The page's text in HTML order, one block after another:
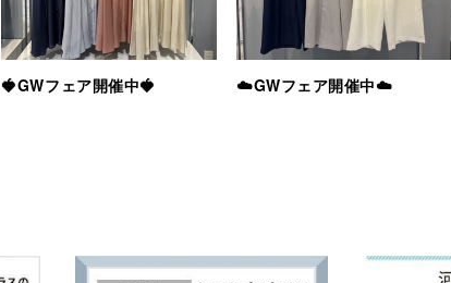
🍓GWフェア開催中🍓 ☁️GWフェア開催中☁️